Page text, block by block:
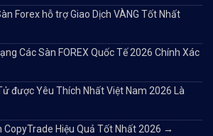
Forex hỗ trợ Giao Dịch VÀNG Tốt Nhất
Các Sàn FOREX Quốc Tế 2026 Chính Xác
được Yêu Thích Nhất Việt Nam 2026 Là
CopyTrade Hiệu Quả Tốt Nhất 2026 →